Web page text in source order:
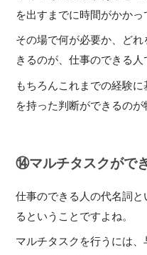
を出すまでに時間がかかっ
その場で何が必要か、ど
きるのが、仕事のできる人
もちろんこれまでの経験
を持った判断ができるのが
⑭マルチタスクがで
仕事のできる人の代名詞
るということですよね。
マルチタスクを行うには